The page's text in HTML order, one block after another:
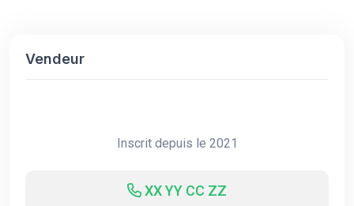
Vendeur
Inscrit depuis le 2021
XX YY CC ZZ